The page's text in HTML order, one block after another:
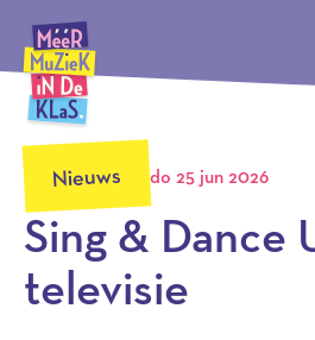
Méér Muziek in de Klas, terug naar
Nieuws do 25 jun 2026
Sing & Dance
televisie